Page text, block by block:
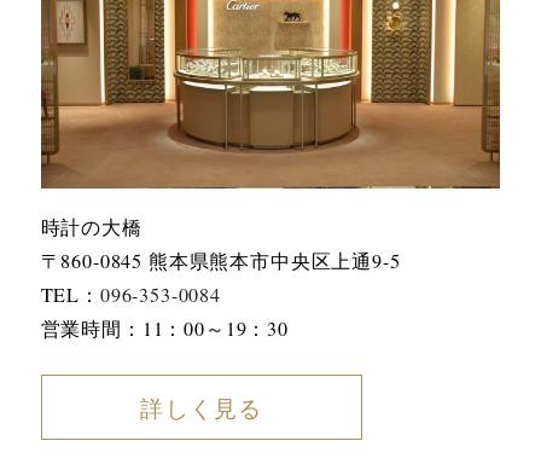
時計の大橋
〒860-0845 熊本県熊本市中央区上通9-5
TEL： 096-353-0084
営業時間：11：00～19：30
詳しく見る